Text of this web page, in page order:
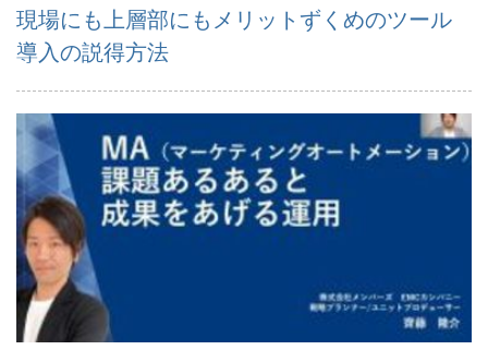
現場にも上層部にもメリットずくめのツール
導入の説得方法